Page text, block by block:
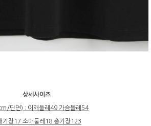
상세사이즈
단면) : 어깨둘레49 가슴둘레54
기장17 소매둘레18 총기장123